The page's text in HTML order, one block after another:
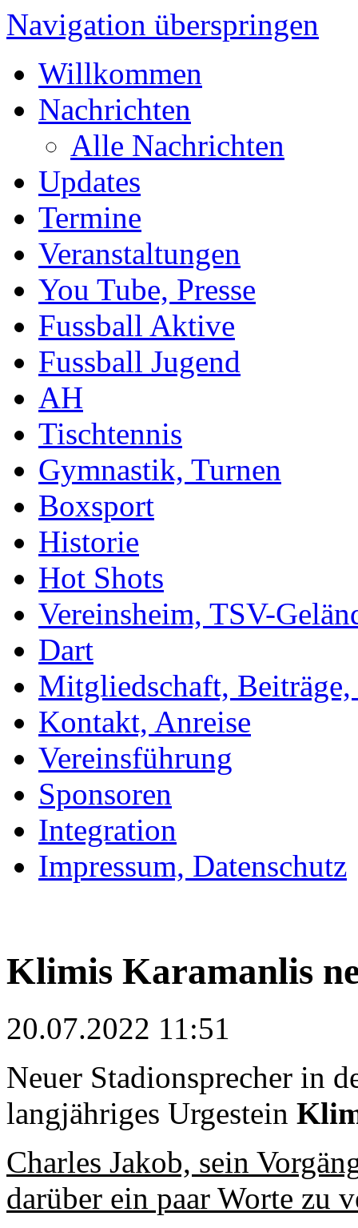
Navigation überspringen
Willkommen
Nachrichten
Alle Nachrichten
Updates
Termine
Veranstaltungen
You Tube, Presse
Fussball Aktive
Fussball Jugend
AH
Tischtennis
Gymnastik, Turnen
Boxsport
Historie
Hot Shots
Vereinsheim, TSV-
Dart
Mitgliedschaft,
Kontakt, Anreise
Vereinsführung
Sponsoren
Integration
Impressum, Datenschutz
Klimis Karamanlis
20.07.2022 11:51
Neuer Stadionsprecher in
langjähriges Urgestein
Charles Jakob, sein
darüber ein paar Worte zu